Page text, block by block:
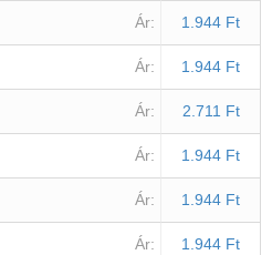
Ár: 1.944 Ft
Ár: 1.944 Ft
Ár: 2.711 Ft
Ár: 1.944 Ft
Ár: 1.944 Ft
Ár: 1.944 Ft